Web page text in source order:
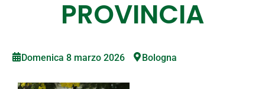
PROVINCIA
Domenica 8 marzo 2026 Bologna